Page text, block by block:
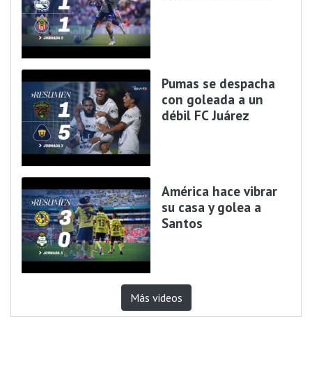
Pumas se despacha
con goleada a un
débil FC Juárez
América hace vibrar
su casa y golea a
Santos
Más videos